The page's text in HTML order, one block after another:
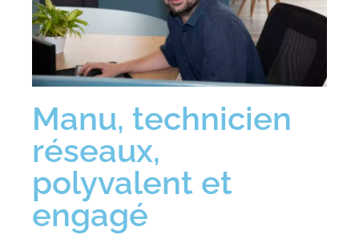
Manu, technicien
réseaux,
polyvalent et
engagé